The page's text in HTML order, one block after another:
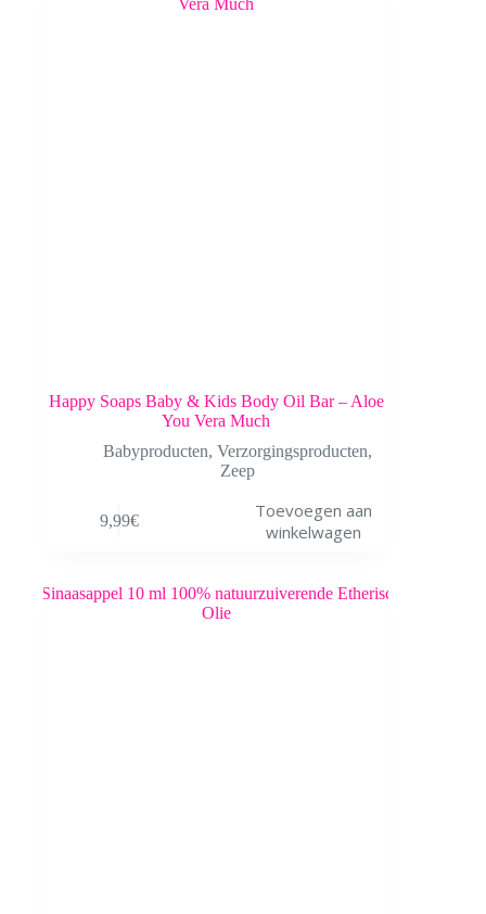
Happy Soaps Baby & Kids Body Oil Bar – Aloe
You Vera Much
Babyproducten,Verzorgingsproducten,
Zeep
9,99€
Toevoegen aan
winkelwagen